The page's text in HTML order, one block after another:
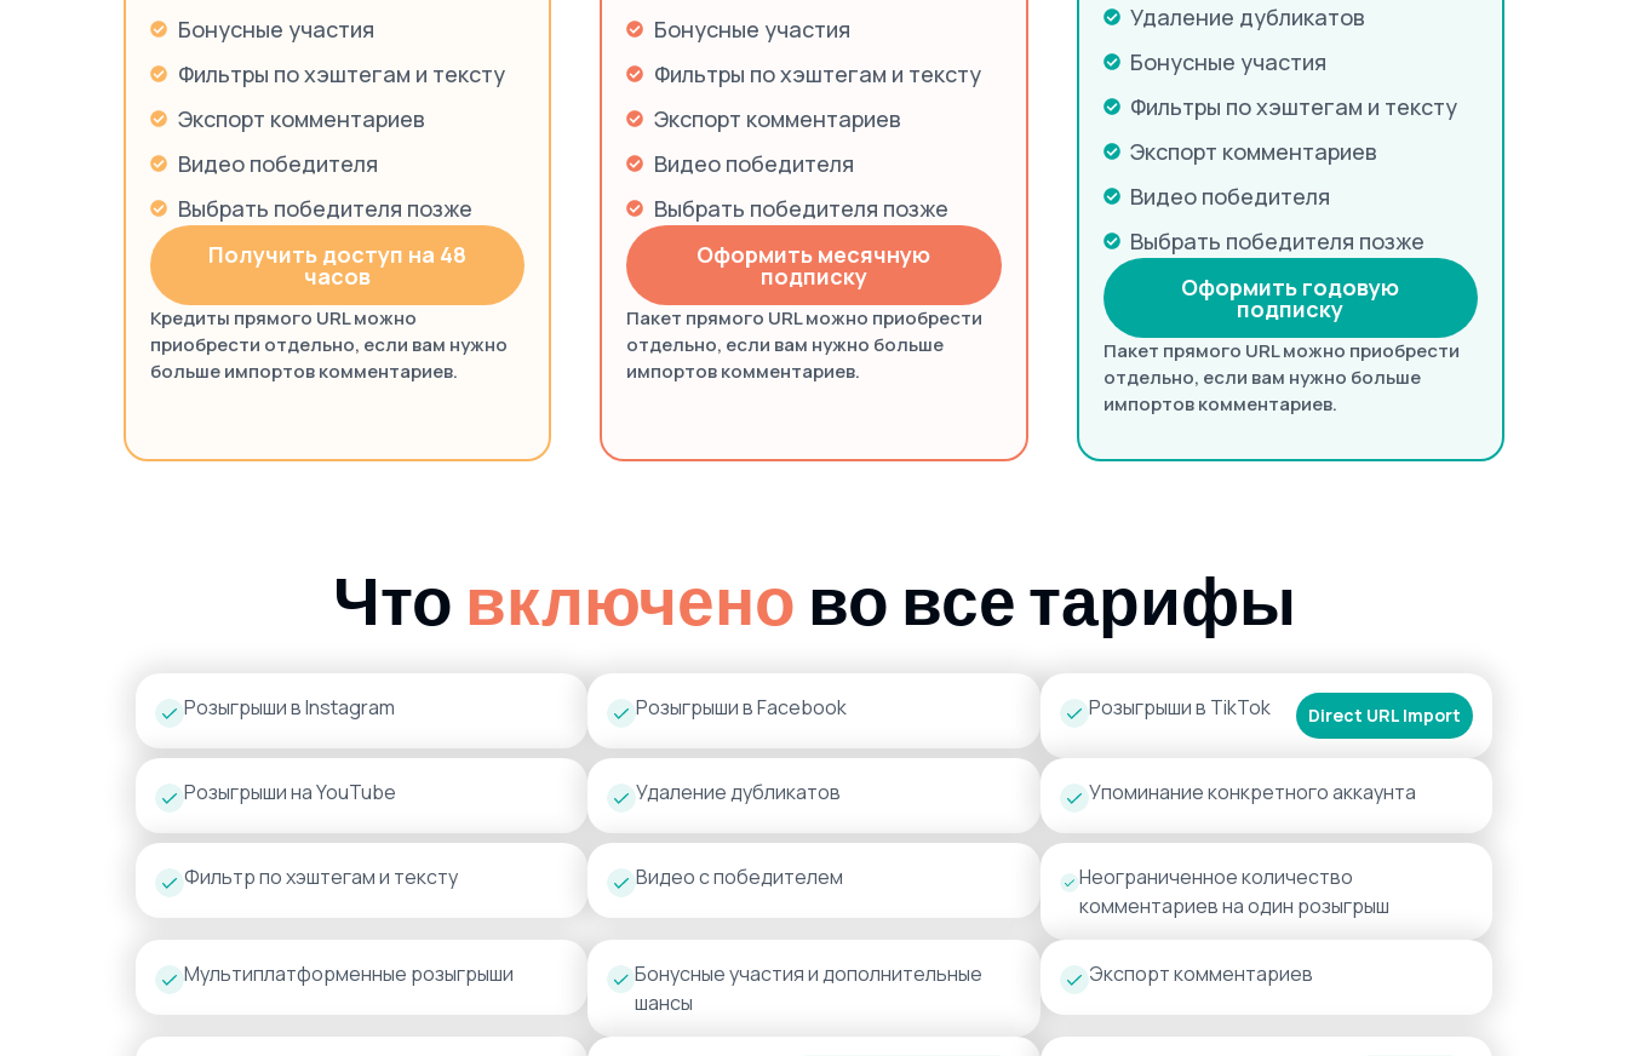
Бонусные участия
Фильтры по хэштегам и тексту
Экспорт комментариев
Видео победителя
Выбрать победителя позже
Получить доступ на 48
часов
Кредиты прямого URL можно
приобрести отдельно, если вам нужно
больше импортов комментариев.
Бонусные участия
Фильтры по хэштегам и тексту
Экспорт комментариев
Видео победителя
Выбрать победителя позже
Оформить месячную
подписку
Пакет прямого URL можно приобрести
отдельно, если вам нужно больше
импортов комментариев.
Удаление дубликатов
Бонусные участия
Фильтры по хэштегам и тексту
Экспорт комментариев
Видео победителя
Выбрать победителя позже
Оформить годовую
подписку
Пакет прямого URL можно приобрести
отдельно, если вам нужно больше
импортов комментариев.
Что включено во все тарифы
Розыгрыши в Instagram Розыгрыши в Facebook Розыгрыши в TikTok Direct URL Import
Розыгрыши на YouTube Удаление дубликатов Упоминание конкретного аккаунта
Фильтр по хэштегам и тексту Видео с победителем
Неограниченное количество
комментариев на один розыгрыш
Мультиплатформенные розыгрыши
Бонусные участия и дополнительные
шансы
Экспорт комментариев